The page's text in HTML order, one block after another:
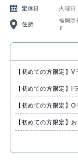
定休日
火曜日
住所
福岡県
Ｆ
【初めての方限定】
【初めての方限定】I
【初めての方限定】
【初めての方限定】